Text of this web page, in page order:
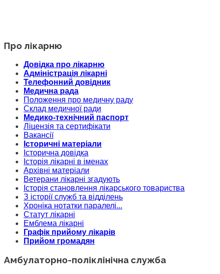
Про лікарню
Довідка про лікарню
Адміністрація лікарні
Телефонний довідник
Медична рада
Положення про медичну раду
Склад медичної ради
Медико-технічний паспорт
Ліцензія та сертифікати
Вакансії
Історичні матеріали
Історична довідка
Історія лікарні в іменах
Архівні матеріали
Ветерани лікарні згадують
Історія становлення лікарського товариства
З історії служб та відділень
Хроніка нотатки паралелі...
Статут лікарні
Емблема лікарні
Графік прийому лікарів
Прийом громадян
Амбулаторно-поліклінічна служба